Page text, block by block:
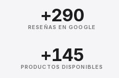
+290
RESEÑAS EN GOOGLE
+145
PRODUCTOS DISPONIBLES